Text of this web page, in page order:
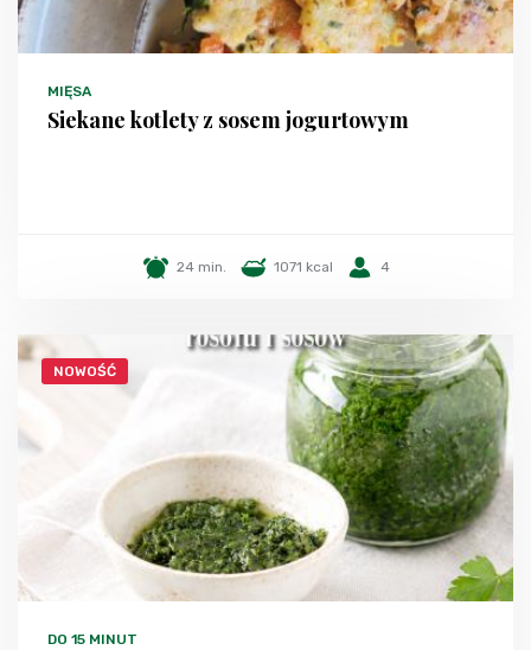
MIĘSA
Siekane kotlety z sosem jogurtowym
24 min. 1071 kcal 4
NOWOŚĆ
DO 15 MINUT